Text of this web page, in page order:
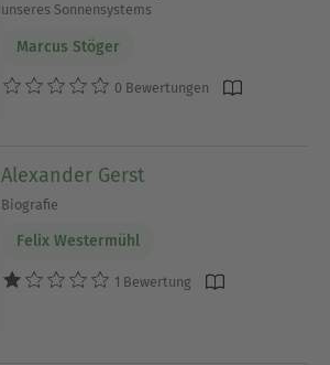
unseres Sonnensystems
Marcus Stöger
0 Bewertungen
Alexander Gerst
Biografie
Felix Westermühl
1 Bewertung